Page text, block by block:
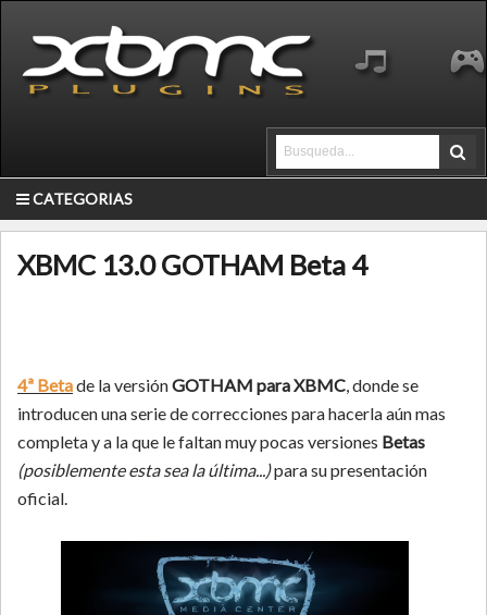
CATEGORIAS
XBMC 13.0 GOTHAM Beta 4
4ª Betade la versiónGOTHAM para XBMC, donde se
introducen una serie de correcciones para hacerla aún mas
completa y a la que le faltan muy pocas versiones Betas
(posiblemente esta sea la última...)para su presentación
oficial.